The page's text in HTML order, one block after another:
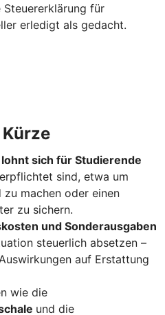
für
erledigt als gedacht.
sich für Studierende
sind, etwa um
machen oder einen
zu sichern.
und Sonderausgaben
steuerlich absetzen –
auf Erstattung
wie die
und die